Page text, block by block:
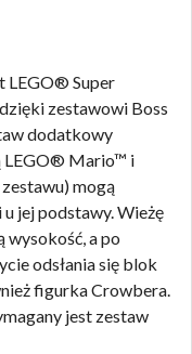
LEGO® Super
zestawowi Boss
dodatkowy
LEGO® Mario™ i
mogą
jej podstawy. Wieżę
wysokość, a po
odsłania się blok
figurka Crowbera.
jest zestaw